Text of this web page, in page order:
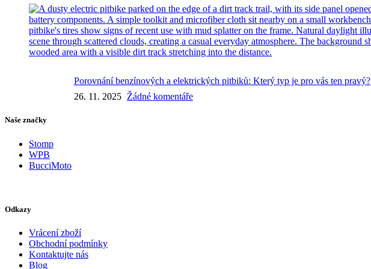
Porovnání benzínových a elektrických pitbiků: Který typ je pro vás ten pravý?
26. 11. 2025 Žádné komentáře
Naše značky
Stomp
WPB
BucciMoto
Odkazy
Vrácení zboží
Obchodní podmínky
Kontaktujte nás
Blog